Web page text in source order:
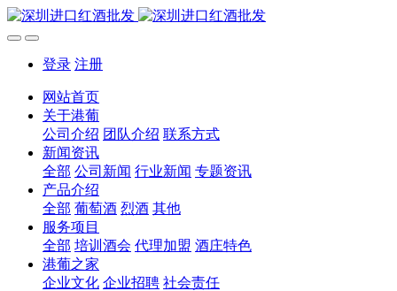
登录 注册
网站首页
关于港葡
公司介绍 团队介绍 联系方式
新闻资讯
全部 公司新闻 行业新闻 专题资讯
产品介绍
全部 葡萄酒 烈酒 其他
服务项目
全部 培训酒会 代理加盟 酒庄特色
港葡之家
企业文化 企业招聘 社会责任